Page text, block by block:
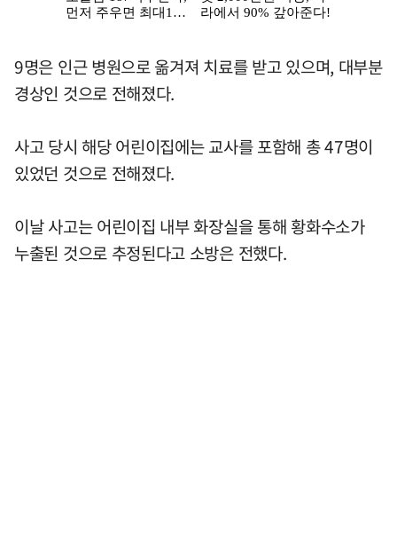
9명은 인근 병원으로 옮겨져 치료를 받고 있으며, 대부분
경상인 것으로 전해졌다.
사고 당시 해당 어린이집에는 교사를 포함해 총 47명이
있었던 것으로 전해졌다.
이날 사고는 어린이집 내부 화장실을 통해 황화수소가
누출된 것으로 추정된다고 소방은 전했다.